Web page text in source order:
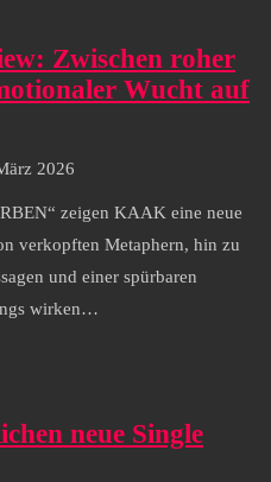
Zwischen roher
Wucht auf
2026
zeigen KAAK eine neue
verkopften Metaphern, hin zu
und einer spürbaren
wirken…
neue Single